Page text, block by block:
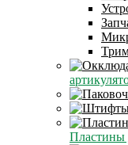
Пластины